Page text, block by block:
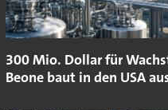
300 Mio. Dollar für
Beone baut in den USA